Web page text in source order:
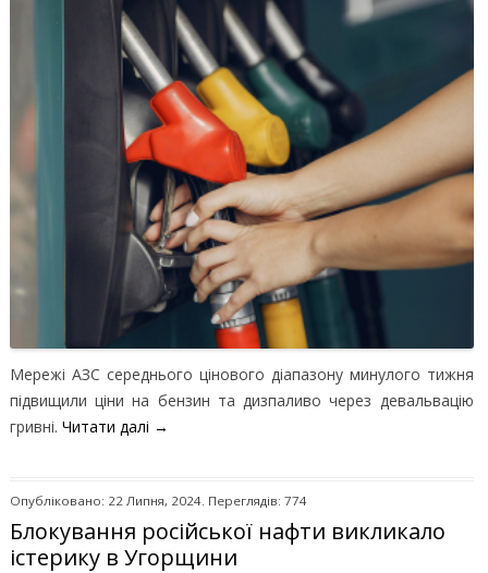
Мережі АЗС середнього цінового діапазону минулого тижня
підвищили ціни на бензин та дизпаливо через девальвацію
гривні. Читати далі →
Опубліковано: 22 Липня, 2024. Переглядів: 774
Блокування російської нафти викликало
істерику в Угорщини